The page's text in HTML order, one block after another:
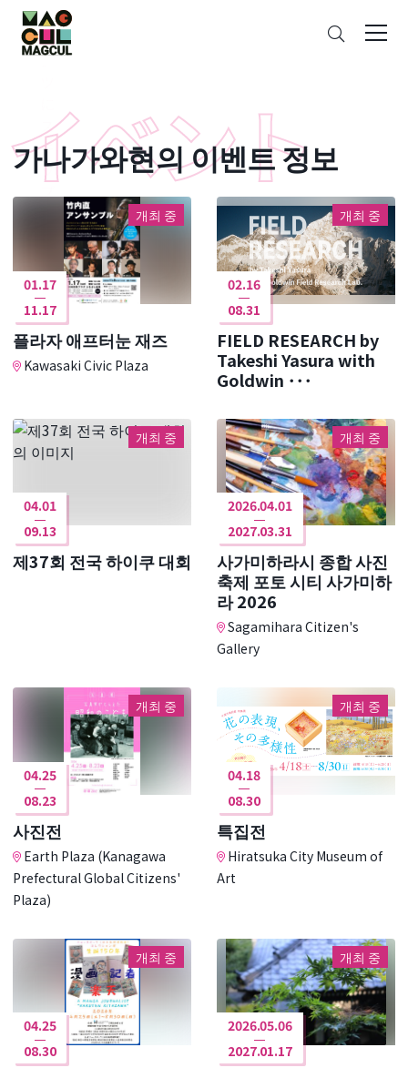
ン
テ
ン
ス
キ
ッ
プ
가나가와현의 이벤트 정보
개최 중
01.17
11.17
플라자 애프터눈 재즈
Kawasaki Civic Plaza
개최 중
02.16
08.31
FIELD RESEARCH by
Takeshi Yasura with
Goldwin ･･･
개최 중
04.01
09.13
제37회 전국 하이쿠 대회
개최 중
2026.04.01
2027.03.31
사가미하라시 종합 사진
축제 포토 시티 사가미하
라 2026
Sagamihara Citizen's
Gallery
개최 중
04.25
08.23
사진전
Earth Plaza (Kanagawa
Prefectural Global Citizens'
Plaza)
개최 중
04.18
08.30
특집전
Hiratsuka City Museum of
Art
개최 중
04.25
08.30
개최 중
2026.05.06
2027.01.17